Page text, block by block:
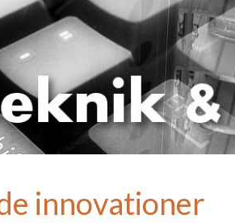
innovationer